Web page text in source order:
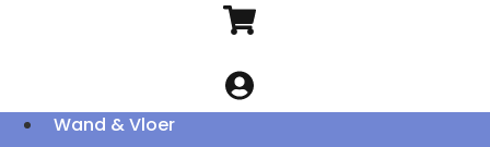
Wand & Vloer